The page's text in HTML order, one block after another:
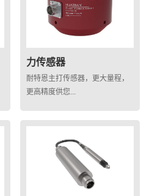
力传感器
耐特恩主打传感器，更大量程，
更高精度供您...